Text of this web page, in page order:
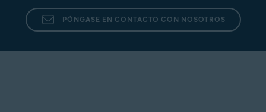
PÓNGASE EN CONTACTO CON NOSOTROS